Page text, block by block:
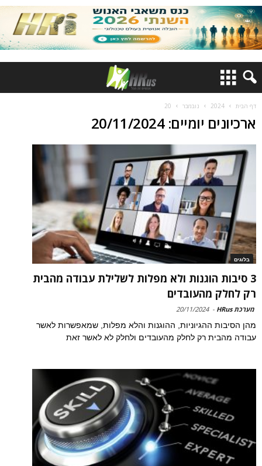
דף הבית 2024 נובמבר 20
ארכיונים יומיים: 20/11/2024
בלוגים
3 סיבות הוגנות ולא מפלות לשלילת עבודה מהבית
רק לחלק מהעובדים
מערכת HRus -
20/11/2024
מהן הסיבות ההגיוניות, ההוגנות והלא מפלות, שמאפשרות לאשר
עבודה מהבית רק לחלק מהעובדים ולחלק לא לאשר זאת